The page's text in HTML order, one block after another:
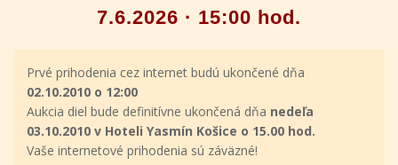
7.6.2026 · 15:00 hod.
Prvé prihodenia cez internet budú ukončené dňa
02.10.2010 o 12:00
Aukcia diel bude definitívne ukončená dňa nedeľa
03.10.2010 v Hoteli Yasmín Košice o 15.00 hod.
Vaše internetové prihodenia sú záväzné!